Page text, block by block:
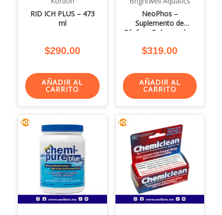
RID ICH PLUS – 473
ml
$290.00
AÑADIR AL
CARRITO
NeoPhos –
Suplemento de
Fósforo Balanceado –
$319.00
AÑADIR AL
CARRITO